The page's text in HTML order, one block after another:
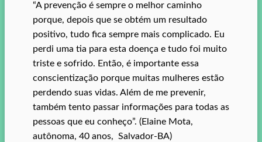
“A prevenção é sempre o melhor caminho
porque, depois que se obtém um resultado
positivo, tudo fica sempre mais complicado. Eu
perdi uma tia para esta doença e tudo foi muito
triste e sofrido. Então, é importante essa
conscientização porque muitas mulheres estão
perdendo suas vidas. Além de me prevenir,
também tento passar informações para todas as
pessoas que eu conheço”. (Elaine Mota,
autônoma, 40 anos, Salvador-BA)